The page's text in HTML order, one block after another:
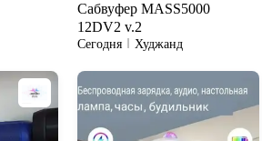
Сабвуфер MASS5000
12DV2 v.2
Сегодня Худжанд